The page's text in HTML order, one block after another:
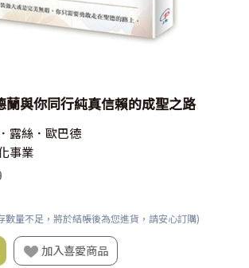
蘭與你同行純真信賴的成聖之路
露絲．歐巴德
事業
數量不足，將於結帳後為您進貨，請安心訂購)
加入喜愛商品